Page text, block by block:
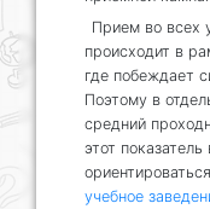
Прием во всех
происходит в
где побеждает
Поэтому в
средний
этот
учебное